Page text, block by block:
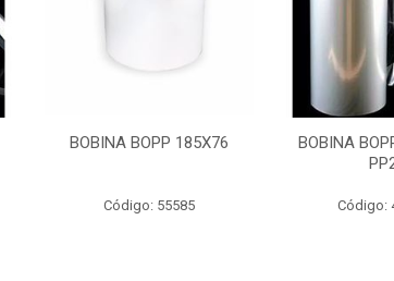
BOBINA BOPP 185X76
Código: 55585
BOBINA
Código: